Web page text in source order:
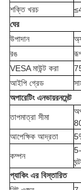
শক্তি খরচ
ঘের
উপাদান
রঙ
VESA মাউন্ট করা
আইপি গ্রেড
অপারেটিং এনভায়রনমেন্ট
তাপমাত্রা সীমা
আপেক্ষিক আদ্রতা
কম্পন
প্যাকিং এর বিস্তারিত